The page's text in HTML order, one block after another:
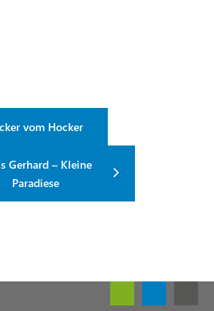
vom Hocker
Gerhard – Kleine
Paradiese